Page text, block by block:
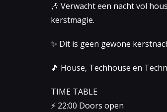
🎶 Verwacht een nacht vol
kerstmagie.
✨ Dit is geen gewone
🎵 House, Techhouse en
TIME TABLE
⚡️ 22:00 Doors open